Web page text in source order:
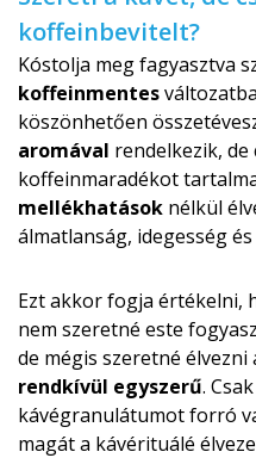
koffeinbevitelt?
Kóstolja meg fagyasztva
koffeinmentes
köszönhetően
aromával rendelkezik, de
koffeinmaradékot
mellékhatások nélkül
álmatlanság, idegesség
Ezt akkor fogja értékelni,
nem szeretné este
de mégis szeretné élvezni
rendkívül egyszerű.
kávégranulátumot forró
magát a kávérituálé